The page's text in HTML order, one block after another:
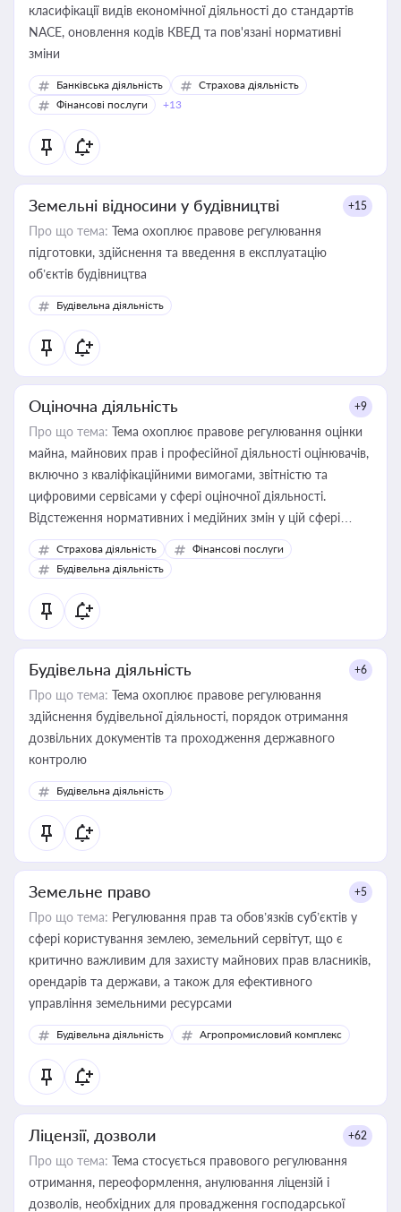
класифікації видів економічної діяльності до стандартів
NACE, оновлення кодів КВЕД та пов'язані нормативні
зміни
Банківська діяльність
Страхова діяльність
Фінансові послуги
+13
Земельні відносини у будівництві +15
Про що тема: Тема охоплює правове регулювання
підготовки, здійснення та введення в експлуатацію
об’єктів будівництва
Будівельна діяльність
Оціночна діяльність +9
Про що тема: Тема охоплює правове регулювання оцінки
майна, майнових прав і професійної діяльності оцінювачів,
включно з кваліфікаційними вимогами, звітністю та
цифровими сервісами у сфері оціночної діяльності.
Відстеження нормативних і медійних змін у цій сфері
корисне для власника бізнесу, керівника, юриста або
бухгалтера під час оподаткування, приватизації, оренди
державного майна, корпоративних угод і перевірки
статусу суб'єктів оціночної діяльності
Страхова діяльність
Фінансові послуги
Будівельна діяльність
Будівельна діяльність +6
Про що тема: Тема охоплює правове регулювання
здійснення будівельної діяльності, порядок отримання
дозвільних документів та проходження державного
контролю
Будівельна діяльність
Земельне право +5
Про що тема: Регулювання прав та обов’язків суб’єктів у
сфері користування землею, земельний сервітут, що є
критично важливим для захисту майнових прав власників,
орендарів та держави, а також для ефективного
управління земельними ресурсами
Будівельна діяльність Агропромисловий комплекс
Ліцензії, дозволи +62
Про що тема: Тема стосується правового регулювання
отримання, переоформлення, анулювання ліцензій і
дозволів, необхідних для провадження господарської